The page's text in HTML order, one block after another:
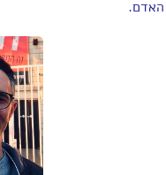
האדם.